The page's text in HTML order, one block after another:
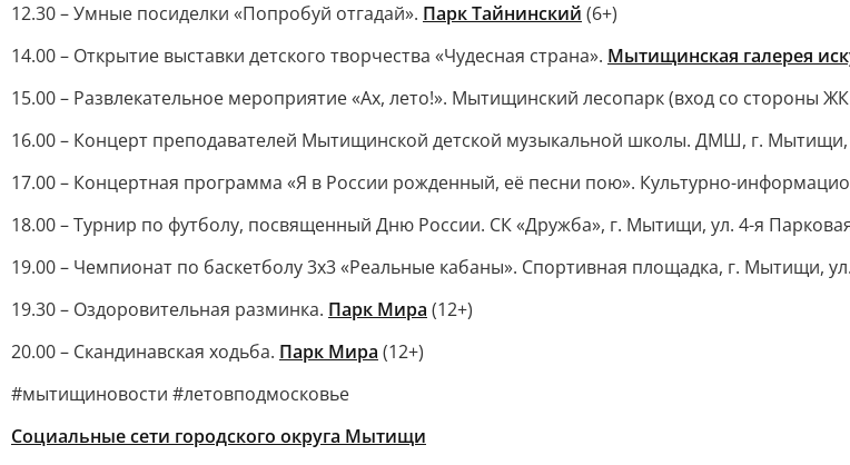
12.30 – Умные посиделки «Попробуй отгадай». Парк Тайнинский (6+)
14.00 – Открытие выставки детского творчества «Чудесная страна». Мытищинская галерея
15.00 – Развлекательное мероприятие «Ах, лето!». Мытищинский лесопарк (вход со стороны
16.00 – Концерт преподавателей Мытищинской детской музыкальной школы. ДМШ, г.
17.00 – Концертная программа «Я в России рожденный, её песни пою». Культурно-
18.00 – Турнир по футболу, посвященный Дню России. СК «Дружба», г. Мытищи, ул. 4-я
19.00 – Чемпионат по баскетболу 3х3 «Реальные кабаны». Спортивная площадка, г. Мытищи,
19.30 – Оздоровительная разминка. Парк Мира (12+)
20.00 – Скандинавская ходьба. Парк Мира (12+)
#мытищиновости #летовподмосковье
Социальные сети городского округа Мытищи